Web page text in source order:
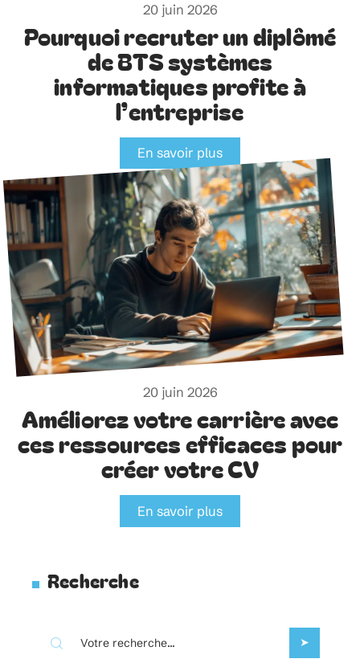
20 juin 2026
Pourquoi recruter un diplômé
de BTS systèmes
informatiques profite à
l’entreprise
En savoir plus
20 juin 2026
Améliorez votre carrière avec
ces ressources efficaces pour
créer votre CV
En savoir plus
Recherche